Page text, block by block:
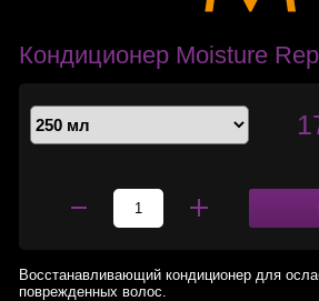
Кондиционер Moisture
Восстанавливающий кондиционер для
поврежденных волос.